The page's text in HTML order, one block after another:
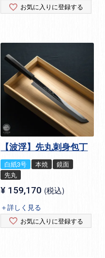
お気に入りに登録する
【波浮】先丸刺身包丁
白紙3号 本焼
鏡面
先丸
¥ 159,170 税込
＋詳しく見る
お気に入りに登録する